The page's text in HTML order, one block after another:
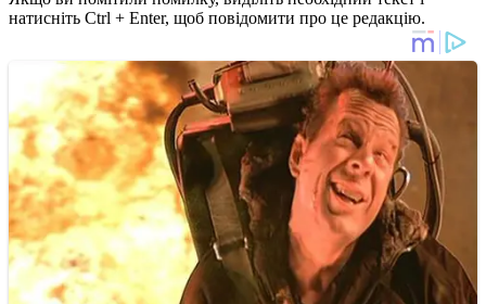
натисніть Ctrl + Enter, щоб повідомити про це редакцію.